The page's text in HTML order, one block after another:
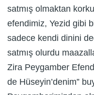
satmış olmaktan
efendimiz, Yezid gibi
sadece kendi dinini
satmış olurdu
Zira Peygamber
de Hüseyin’denim”